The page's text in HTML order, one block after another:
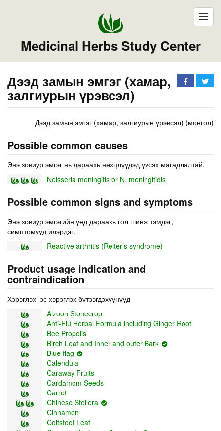
Medicinal Herbs Study Center
Дээд замын эмгэг (хамар,
залгиурын үрэвсэл)
Дээд замын эмгэг (хамар, залгиурын үрэвсэл) (монгол)
Possible common causes
Энэ зовиур эмгэг нь дараахь нөхцлүүдэд үүсэх магадлалтай.
Neisseria meningitis or N. meningitidis
Possible common signs and symptoms
Энэ зовиур эмгэгийн үед дараахь гол шинж тэмдэг,
симптомууд илэрдэг.
Reactive arthritis (Reiter’s syndrome)
Product usage indication and
contraindication
Хэрэглэх, эс хэрэглэх бүтээгдэхүүнүүд
Aizoon Stonecrop
Anti-Flu Herbal Formula including Ginger Root
Bee Propolis
Birch Leaf and Inner and outer Bark
Blue flag
Calendula
Caraway Fruits
Cardаmom Seeds
Carrot
Chinese Stellera
Cinnamon
Coltsfoot Leaf